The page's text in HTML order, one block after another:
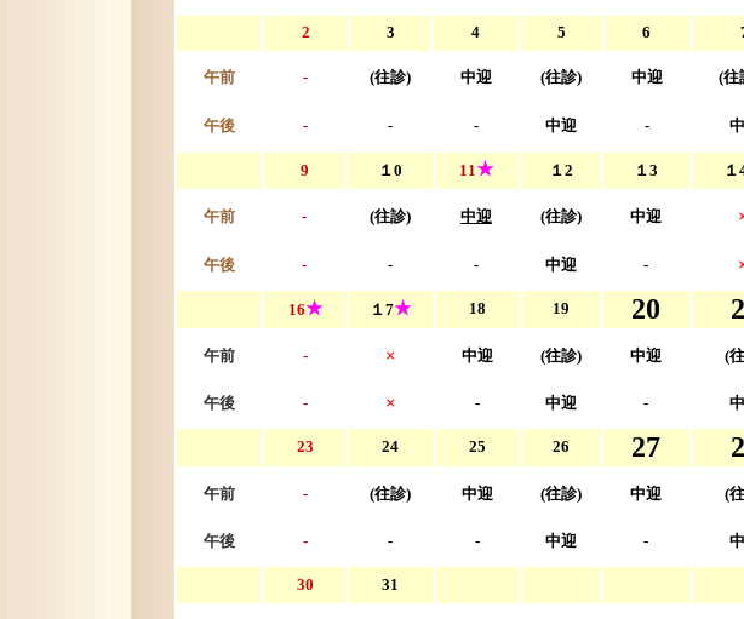
2 3 4 5 6
午前 - (往診) 中迎 (往診) 中迎 (往
午後 - - - 中迎 -
9 １0 11★ １2 １3 １
午前 - (往診) 中迎 (往診) 中迎
午後 - - - 中迎 -
16★ １7★ 18 19 20
午前 - × 中迎 (往診) 中迎 (
午後 - × - 中迎 -
23 24 25 26 27
午前 - (往診) 中迎 (往診) 中迎 (
午後 - - - 中迎 -
30 31